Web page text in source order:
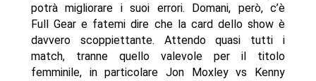
potrà migliorare i suoi errori. Domani, però, c’è
Full Gear e fatemi dire che la card dello show è
davvero scoppiettante. Attendo quasi tutti i
match, tranne quello valevole per il titolo
femminile, in particolare Jon Moxley vs Kenny